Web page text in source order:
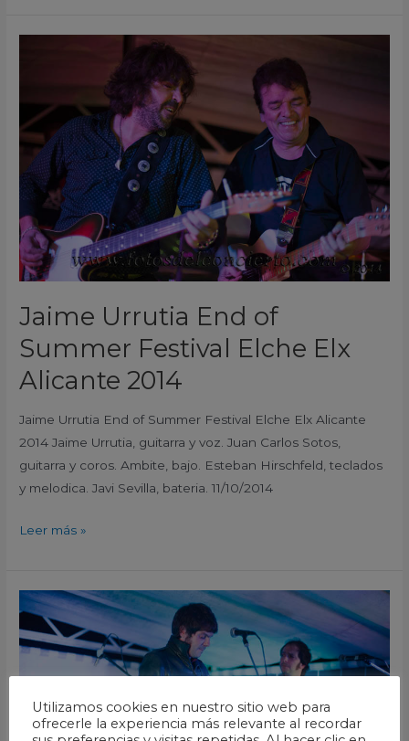
Jaime Urrutia End of
Summer Festival Elche Elx
Alicante 2014
Jaime Urrutia End of Summer Festival Elche Elx Alicante
2014 Jaime Urrutia, guitarra y voz. Juan Carlos Sotos,
guitarra y coros. Ambite, bajo. Esteban Hirschfeld, teclados
y melodica. Javi Sevilla, bateria. 11/10/2014
Summer
Festival
Elche
Alicante
2014
Leer más »
Flacos
End
of
Elche
Elx
Utilizamos cookies en nuestro sitio web para
ofrecerle la experiencia más relevante al recordar